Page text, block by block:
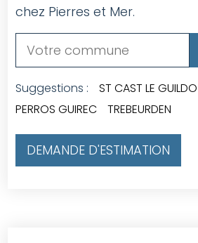
chez Pierres et Mer.
Suggestions : ST CAST LE GUILDO
PERROS GUIREC
TREBEURDEN
DEMANDE D'ESTIMATION